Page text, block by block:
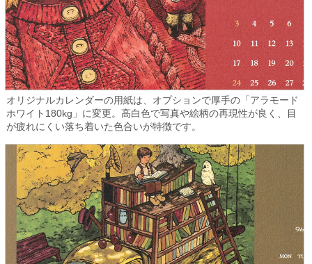
オリジナルカレンダーの用紙は、オプションで厚手の「アラモード
ホワイト180kg」に変更。高白色で写真や絵柄の再現性が良く、目
が疲れにくい落ち着いた色合いが特徴です。